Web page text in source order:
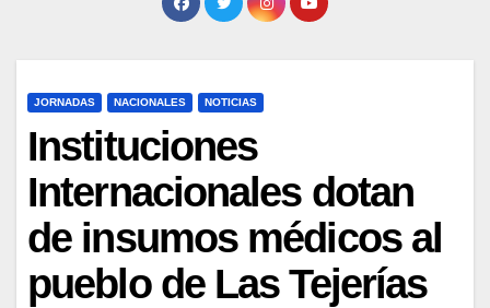
JORNADAS NACIONALES NOTICIAS
Instituciones
Internacionales dotan
de insumos médicos al
pueblo de Las Tejerías